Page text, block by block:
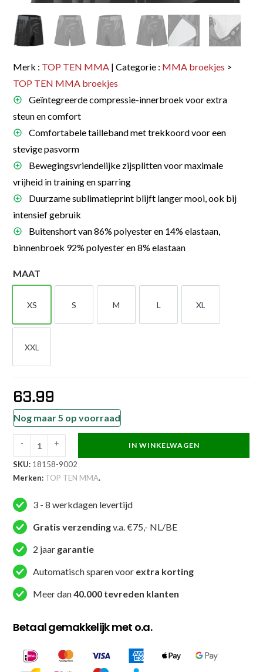
Merk : TOP TEN MMA | Categorie : MMA broekjes >
TOP TEN MMA broekjes
Geïntegreerde compressie-innerbroek voor extra
steun en comfort
Comfortabele tailleband met trekkoord voor een
stevige pasvorm
Bewegingsvriendelijke zijsplitten voor maximale
vrijheid in training en sparring
Duurzame sublimatieprint blijft langer mooi, ook bij
intensief gebruik
Buitenshort van 86% polyester en 14% elastaan,
binnenbroek 92% polyester en 8% elastaan
MAAT
XS
XS
S
S
M
M
L
L
XL
XL
XXL
XXL
63.99
Nog maar 5 op voorraad
TEN
MMA
MMA
broekje
-
Borrado
-
Zwart
- + IN WINKELWAGEN
SKU: 18158-9002
Merken: TOP TEN MMA.
3 - 8 werkdagen levertijd
Gratis verzendingv.a. €75,- NL/BE
2 jaar garantie
Automatisch sparen voor extra korting
Meer dan40.000 tevreden klanten
Betaal gemakkelijk met o.a.